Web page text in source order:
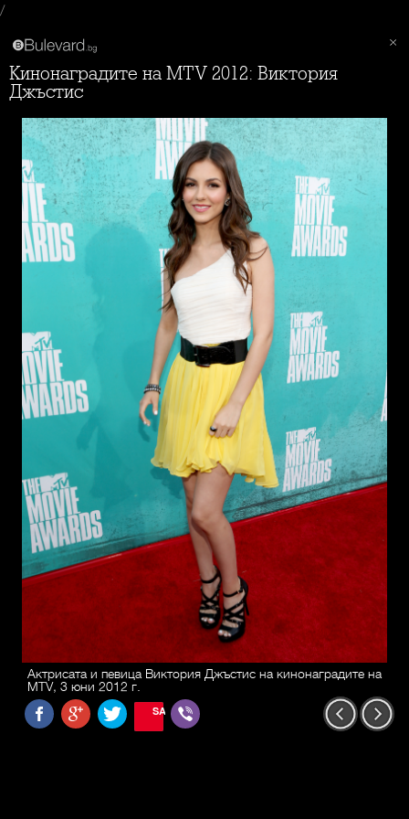
/
Кинонаградите на MTV 2012: Виктория
Джъстис
Актрисата и певица Виктория Джъстис на кинонаградите на
MTV, 3 юни 2012 г.
SAVE